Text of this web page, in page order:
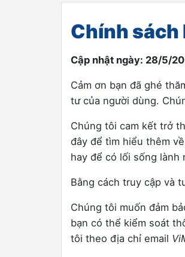
Chính sách
Cập nhật ngày: 28/5/
Cảm ơn bạn đã ghé
tư của người dùng.
Chúng tôi cam kết trở
đây để tìm hiểu thêm
hay để có lối sống lành
Bằng cách truy cập và
Chúng tôi muốn đảm
bạn có thể kiểm soát
tôi theo địa chỉ email